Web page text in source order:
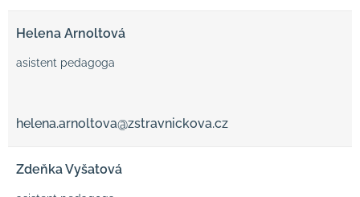
Helena Arnoltová
asistent pedagoga
helena.arnoltova@zstravnickova.cz
Zdeňka Vyšatová